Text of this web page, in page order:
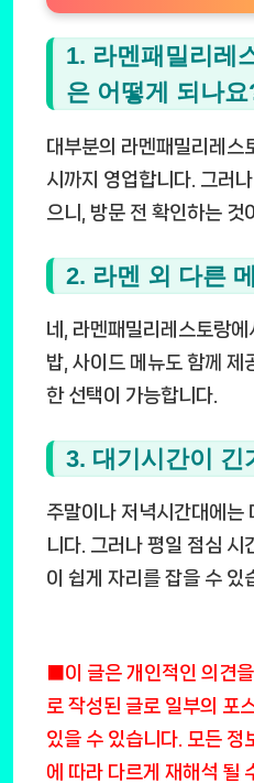
1. 라멘패밀리레
은 어떻게 되나
대부분의 라멘패밀리레스
시까지 영업합니다. 그러
으니, 방문 전 확인하는 것
2. 라멘 외 다른
네, 라멘패밀리레스토랑
밥, 사이드 메뉴도 함께 제
한 선택이 가능합니다.
3. 대기시간이 긴
주말이나 저녁시간대에는
니다. 그러나 평일 점심 시
이 쉽게 자리를 잡을 수 있
■이 글은 개인적인 의견
로 작성된 글로 일부의 포
있을 수 있습니다. 모든 정
에 따라 다르게 재해석 될